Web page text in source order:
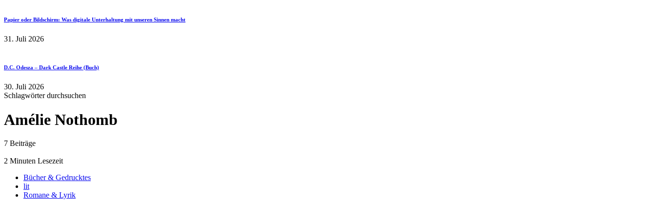
Papier oder Bildschirm: Was digitale Unterhaltung mit unseren Sinnen macht
31. Juli 2026
D.C. Odesza – Dark Castle Reihe (Buch)
30. Juli 2026
Schlagwörter durchsuchen
Amélie Nothomb
7 Beiträge
2 Minuten Lesezeit
Bücher & Gedrucktes
lit
Romane & Lyrik